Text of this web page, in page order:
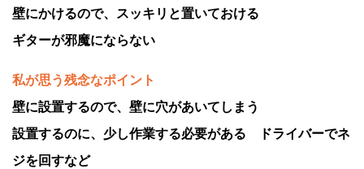
壁にかけるので、スッキリと置いておける
ギターが邪魔にならない
私が思う残念なポイント
壁に設置するので、壁に穴があいてしまう
設置するのに、少し作業する必要がある ドライバーでネ
ジを回すなど